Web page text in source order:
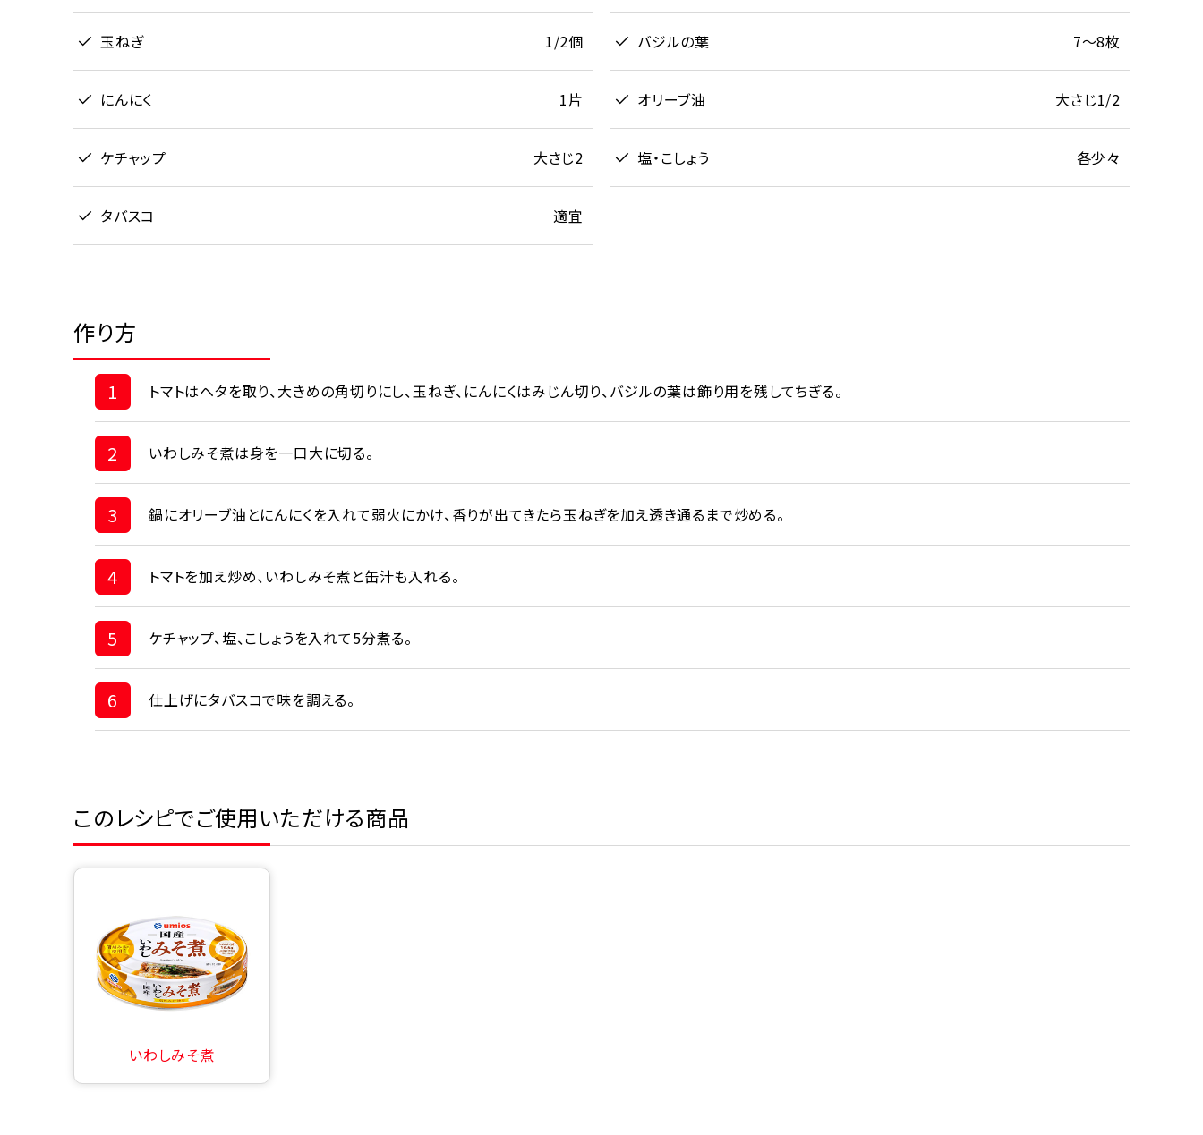
玉ねぎ 1/2個 バジルの葉 7～8枚
にんにく 1片 オリーブ油 大さじ1/2
ケチャップ 大さじ2 塩・こしょう 各少々
タバスコ 適宜
作り方
1 トマトはヘタを取り、大きめの角切りにし、玉ねぎ、にんにくはみじん切り、バジルの葉は飾り用を残してちぎる。
2 いわしみそ煮は身を一口大に切る。
3 鍋にオリーブ油とにんにくを入れて弱火にかけ、香りが出てきたら玉ねぎを加え透き通るまで炒める。
4 トマトを加え炒め、いわしみそ煮と缶汁も入れる。
5 ケチャップ、塩、こしょうを入れて5分煮る。
6 仕上げにタバスコで味を調える。
このレシピでご使用いただける商品
いわしみそ煮